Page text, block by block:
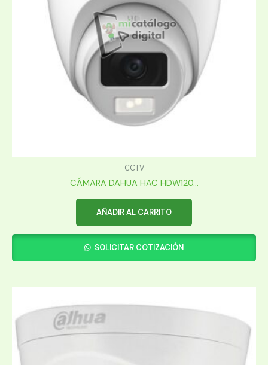
CCTV
CÁMARA DAHUA HAC HDW120...
AÑADIR AL CARRITO
SOLICITAR COTIZACIÓN